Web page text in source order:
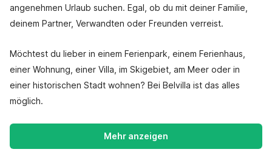
angenehmen Urlaub suchen. Egal, ob du mit deiner Familie,
deinem Partner, Verwandten oder Freunden verreist.
Möchtest du lieber in einem Ferienpark, einem Ferienhaus,
einer Wohnung, einer Villa, im Skigebiet, am Meer oder in
einer historischen Stadt wohnen? Bei Belvilla ist das alles
möglich.
Mehr anzeigen